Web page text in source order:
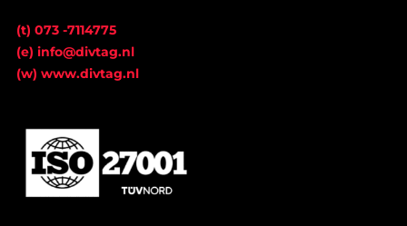
(t) 073 -7114775
(e) info@divtag.nl
(w) www.divtag.nl